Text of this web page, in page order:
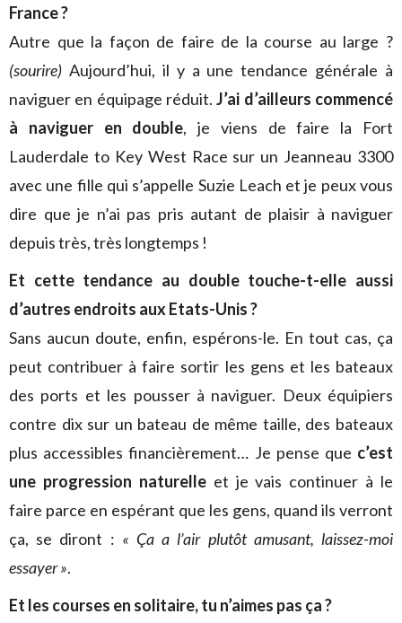
France ?
Autre que la façon de faire de la course au large ?
(sourire) Aujourd’hui, il y a une tendance générale à
naviguer en équipage réduit.J’ai d’ailleurs commencé
à naviguer en double, je viens de faire la Fort
Lauderdale to Key West Race sur un Jeanneau 3300
avec une fille qui s’appelle Suzie Leach et je peux vous
dire que je n’ai pas pris autant de plaisir à naviguer
depuis très, très longtemps !
Et cette tendance au double touche-t-elle aussi
d’autres endroits aux Etats-Unis ?
Sans aucun doute, enfin, espérons-le. En tout cas, ça
peut contribuer à faire sortir les gens et les bateaux
des ports et les pousser à naviguer. Deux équipiers
contre dix sur un bateau de même taille, des bateaux
plus accessibles financièrement… Je pense que c’est
une progression naturelleet je vais continuer à le
faire parce en espérant que les gens, quand ils verront
ça, se diront : « Ça a l’air plutôt amusant, laissez-moi
essayer ».
Et les courses en solitaire, tu n’aimes pas ça ?